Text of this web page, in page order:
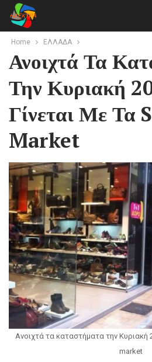
Home ΕΛΛΑΔΑ
Ανοιχτά Τα
Την Κυριακή
Γίνεται Με Τα
Market
Ανοιχτά τα καταστήματα την Κυριακή
market